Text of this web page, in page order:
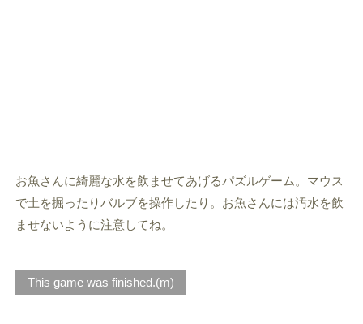
お魚さんに綺麗な水を飲ませてあげるパズルゲーム。マウス
で土を掘ったりバルブを操作したり。お魚さんには汚水を飲
ませないように注意してね。
This game was finished.(m)